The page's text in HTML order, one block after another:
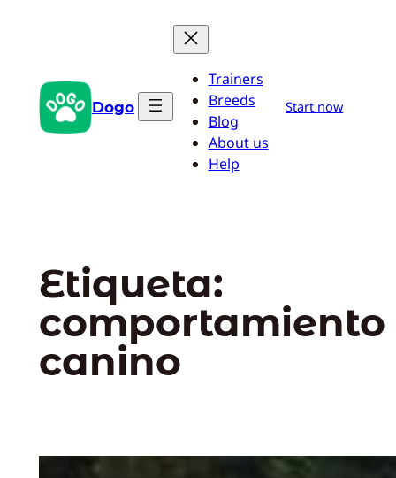
Dogo
Trainers
Breeds
Blog
About us
Help
Start now
Etiqueta:
comportamiento
canino